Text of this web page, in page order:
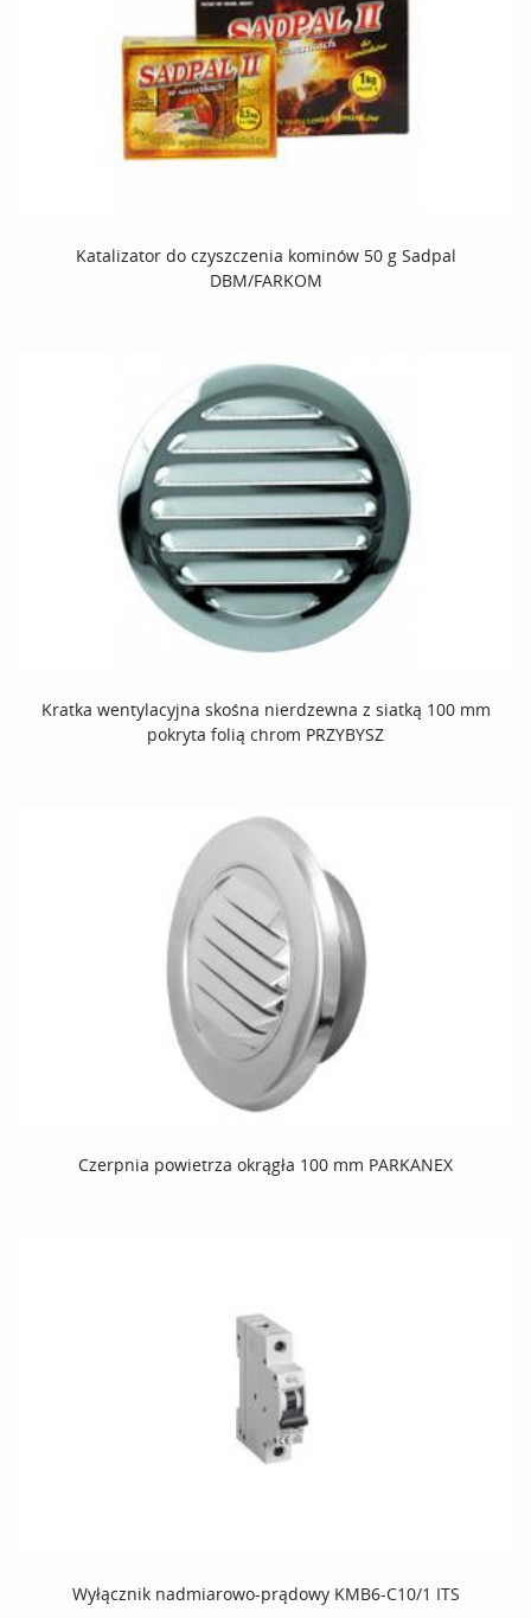
Katalizator do czyszczenia kominów 50 g Sadpal
DBM/FARKOM
Kratka wentylacyjna skośna nierdzewna z siatką 100 mm
pokryta folią chrom PRZYBYSZ
Czerpnia powietrza okrągła 100 mm PARKANEX
Wyłącznik nadmiarowo-prądowy KMB6-C10/1 ITS